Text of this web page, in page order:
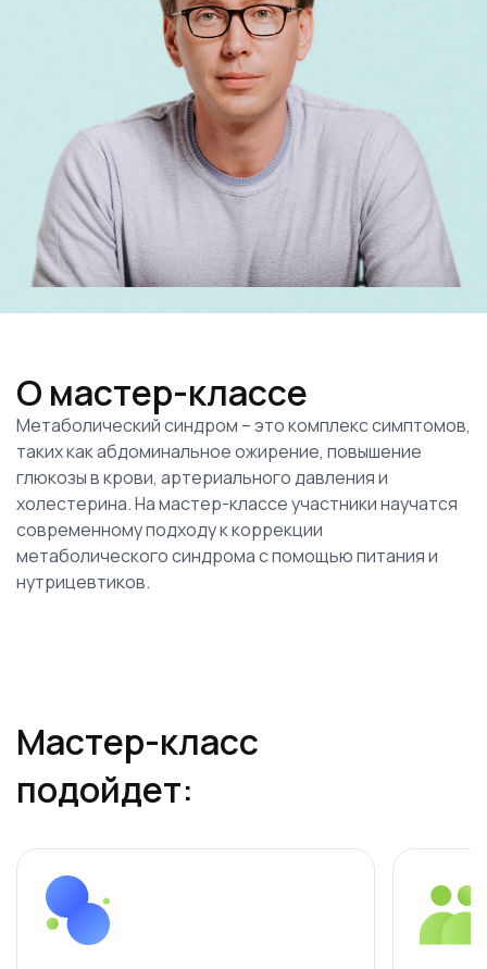
О мастер-классе
Метаболический синдром – это комплекс симптомов,
таких как абдоминальное ожирение, повышение
глюкозы в крови, артериального давления и
холестерина. На мастер-классе участники научатся
современному подходу к коррекции
метаболического синдрома с помощью питания и
нутрицевтиков.
Мастер-класс
подойдет: